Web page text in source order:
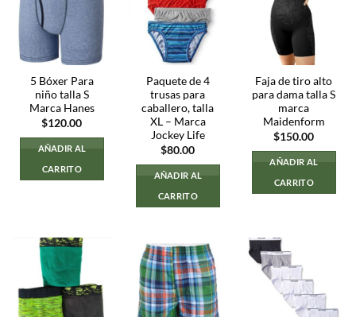
5 Bóxer Para
niño talla S
Marca Hanes
$120.00
AÑADIR AL
CARRITO
Paquete de 4
trusas para
caballero, talla
XL – Marca
Jockey Life
$80.00
AÑADIR AL
CARRITO
Faja de tiro alto
para dama talla S
marca
Maidenform
$150.00
AÑADIR AL
CARRITO